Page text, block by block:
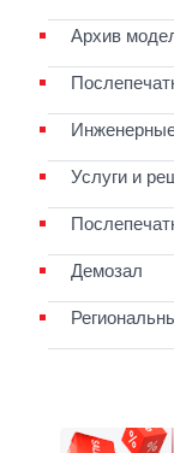
Архив
Услуги и
Демозал